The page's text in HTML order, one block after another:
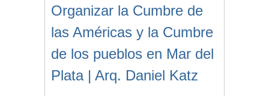
Organizar la Cumbre de
las Américas y la Cumbre
de los pueblos en Mar del
Plata | Arq. Daniel Katz